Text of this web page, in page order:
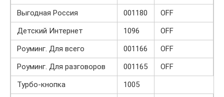
Выгодная Россия
001180
OFF
Детский Интернет
1096
OFF
Роуминг. Для всего
001166
OFF
Роуминг. Для разговоров
001165
OFF
Турбо-кнопка
1005